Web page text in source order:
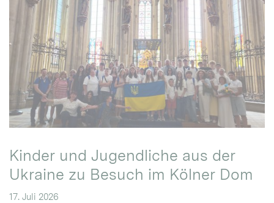
Kinder und Jugendliche aus der
Ukraine zu Besuch im Kölner Dom
17. Juli 2026